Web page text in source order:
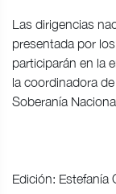
Las dirigencias
presentada por
participarán en la
la coordinadora
Soberanía
Edición: Estefanía